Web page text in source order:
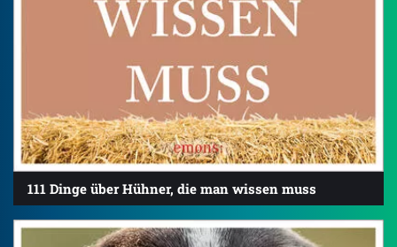
111 Dinge über Hühner, die man wissen muss